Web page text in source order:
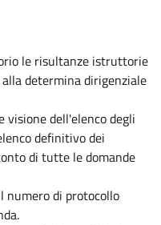
le risultanze istruttorie
determina dirigenziale
dell'elenco degli
definitivo dei
di tutte le domande
numero di protocollo